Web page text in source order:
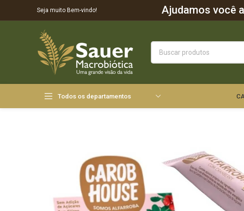
Seja muito Bem-vindo! Ajudamos você
Todos os departamentos